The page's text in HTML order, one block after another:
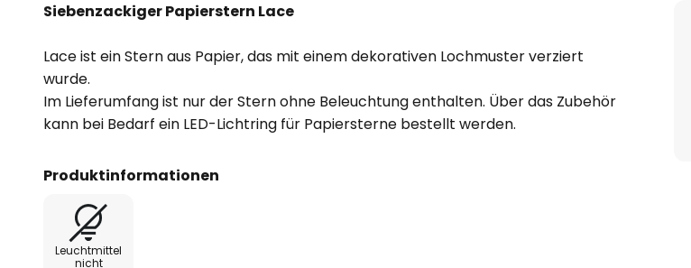
Siebenzackiger Papierstern Lace
Lace ist ein Stern aus Papier, das mit einem dekorativen Lochmuster verziert
wurde.
Im Lieferumfang ist nur der Stern ohne Beleuchtung enthalten. Über das Zubehör
kann bei Bedarf ein LED-Lichtring für Papiersterne bestellt werden.
Produktinformationen
Leuchtmittel
nicht